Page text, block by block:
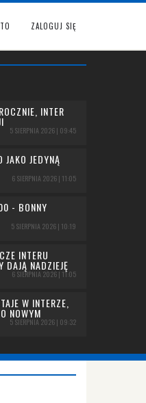
ZALOGUJ SIĘ
INTER
5 SIERPNIA 2026 | 09:45
JAKO JEDYNĄ
6 SIERPNIA 2026 | 11:05
- BONNY
5 SIERPNIA 2026 | 10:19
INTERU
DAJĄ NADZIEJĘ
6 SIERPNIA 2026 | 11:05
W INTERZE,
NOWYM
5 SIERPNIA 2026 | 09:32